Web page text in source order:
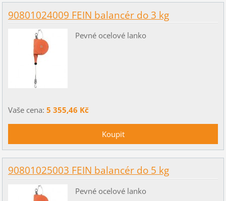
90801024009 FEIN balancér do 3 kg
Pevné ocelové lanko
Vaše cena: 5 355,46 Kč
90801025003 FEIN balancér do 5 kg
Pevné ocelové lanko